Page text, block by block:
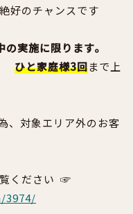
好のチャンスです
実施に限ります。
ひと家庭様3回まで上
、対象エリア外のお客
覧ください ☞